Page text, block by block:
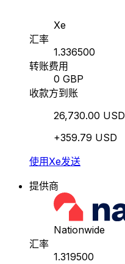
Xe
汇率
1.336500
转账费用
0 GBP
收款方到账
26,730.00 USD
+359.79 USD
使用Xe发送
提供商
Nationwide
汇率
1.319500